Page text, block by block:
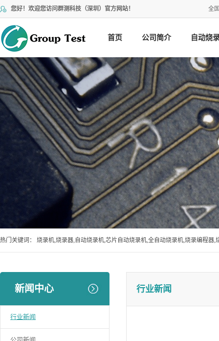
您好！欢迎您访问群测科技（深圳）官方网站！ 全
首页 公司简介 自动烧
热门关键词： 烧录机,烧录器,自动烧录机,芯片自动烧录机,全自动烧录机,烧录编程器,
新闻中心
行业新闻
行业新闻